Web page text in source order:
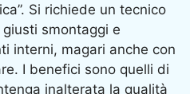
Si richiede un tecnico
smontaggi e
interni, magari anche con
I benefici sono quelli di
inalterata la qualità